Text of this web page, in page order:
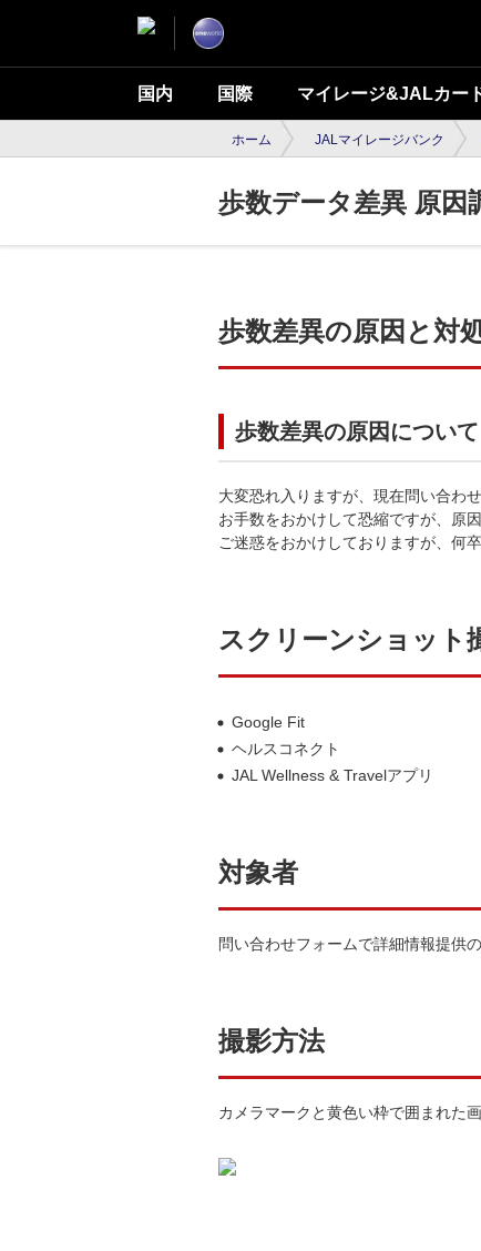
国内 国際 マイレージ&JALカー
ホーム JALマイレージバンク
歩数データ差異 原
歩数差異の原因と対
歩数差異の原因について
大変恐れ入りますが、現在問い合わ
お手数をおかけして恐縮ですが、原
ご迷惑をおかけしておりますが、何
スクリーンショット
Google Fit
ヘルスコネクト
JAL Wellness & Travelアプリ
対象者
問い合わせフォームで詳細情報提供
撮影方法
カメラマークと黄色い枠で囲まれた